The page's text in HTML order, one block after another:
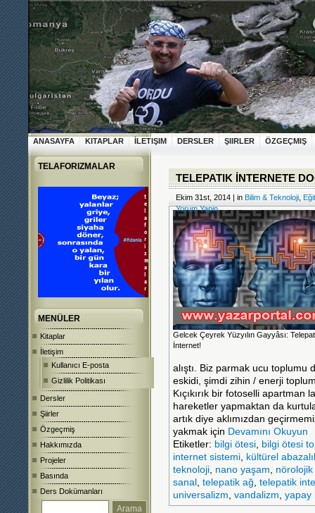
ANASAYFA KITAPLAR İLETIŞIM DERSLER ŞIIRLER ÖZGEÇMIŞ
TELAFORIZMALAR
MENÜLER
Kitaplar
İletişim
Kullanıcı E-posta
Gizlilik Politikası
Dersler
Şiirler
Özgeçmiş
Hakkımızda
Projeler
Basında
Ders Dokümanları
TELEPATIK İNTERNETE
Ekim 31st, 2014 | in Bilim & Teknoloji
Yorum Yapin
Gelcek Çeyrek Yüzyılın Gayyâsı:
İnternet!
alıştı. Biz parmak ucu
eskidi, şimdi zihin / enerji
Kıçıkırık bir fotoselli
hareketler yapmaktan da
artık diye aklımızdan
yakmak için Devamını Okuyun
Etiketler: bilgi ötesi, bilgi ötesi
internet sistemi, kültürel
teknoloji, nano yaşam, nörolojik
sanal , telepatik ağ, telepatik
universalizm, vandalizm, yapay